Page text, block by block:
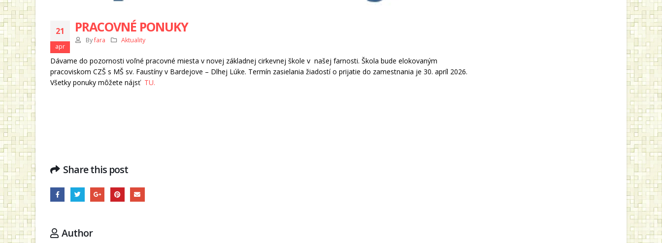
21
apr
PRACOVNÉ PONUKY
Byfara Aktuality
Dávame do pozornosti voľné pracovné miesta v novej základnej cirkevnej škole v našej farnosti. Škola bude elokovaným
pracoviskom CZŠ s MŠ sv. Faustíny v Bardejove – Dlhej Lúke. Termín zasielania žiadostí o prijatie do zamestnania je 30. apríl 2026.
Všetky ponuky môžete nájsť TU.
Share this post
Author